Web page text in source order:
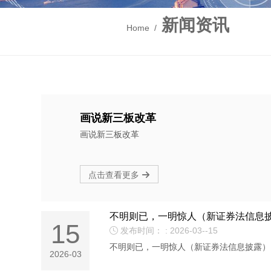
Home / 新闻资讯
画说新三板改革
画说新三板改革
点击查看更多 
15
2026-03
不明则已，一明惊人（新证券法信息
发布时间： : 2026-03--15
不明则已，一明惊人（新证券法信息披露）